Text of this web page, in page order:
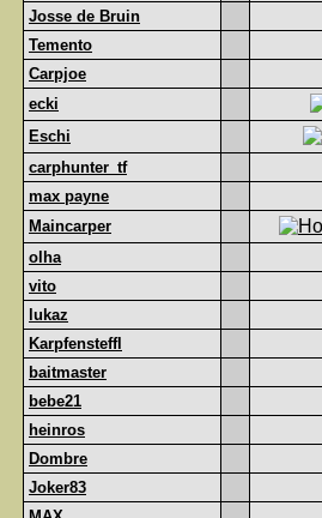
Josse de Bruin
Temento
Carpjoe
ecki
Eschi
carphunter_tf
max payne
Maincarper
olha
vito
lukaz
Karpfensteffl
baitmaster
bebe21
heinros
Dombre
Joker83